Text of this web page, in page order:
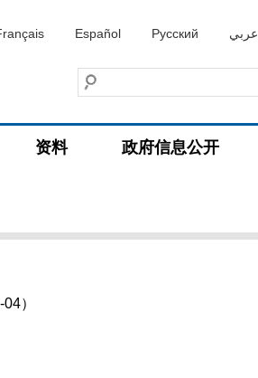
Español Русский عربي
资料 政府信息公开
）